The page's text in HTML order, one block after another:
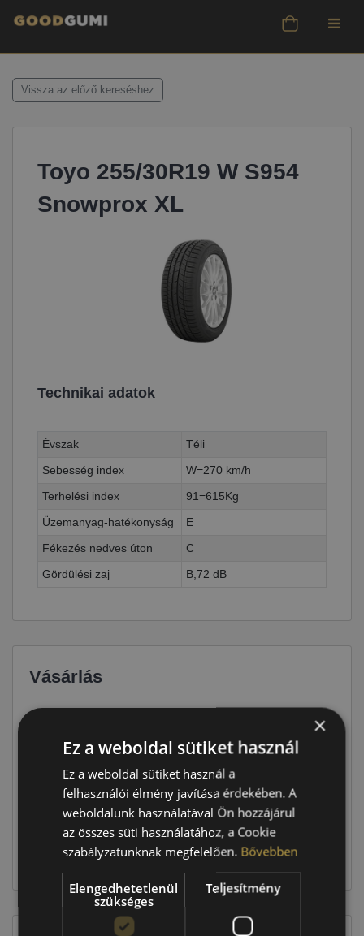
Vissza az előző kereséshez
Toyo 255/30R19 W S954
Snowprox XL
Technikai adatok
Évszak
Téli
Sebesség index
W=270 km/h
Terhelési index
91=615Kg
Üzemanyag-hatékonyság
E
Fékezés nedves úton
C
Gördülési zaj
B,72 dB
Vásárlás
79 190 Ft
Raktáron:
316 760 Ft
Kosárba
×
Ez a weboldal sütiket használ
Ez a weboldal sütiket használ a
felhasználói élmény javítása érdekében. A
weboldalunk használatával Ön hozzájárul
az összes süti használatához, a Cookie
szabályzatunknak megfelelően. Bővebben
Elengedhetetlenül
szükséges
Teljesítmény